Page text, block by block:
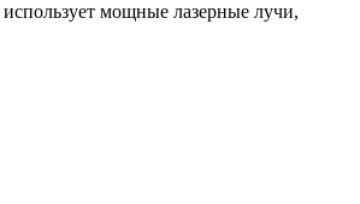
мощные лазерные лучи,